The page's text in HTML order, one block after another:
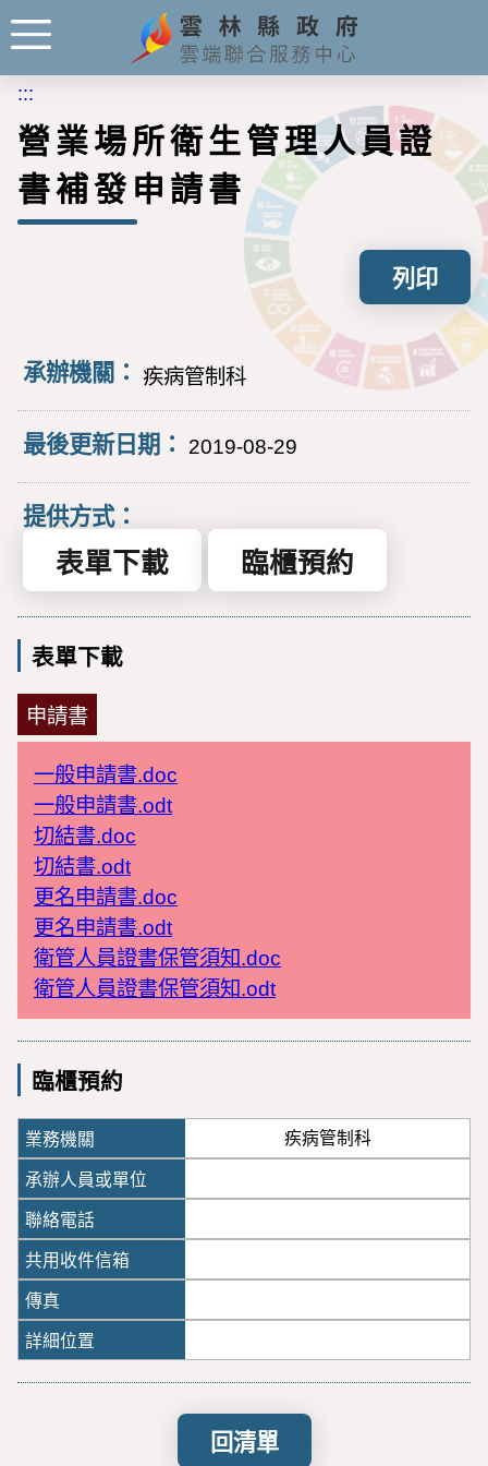
:::
營業場所衛生管理人員證
書補發申請書
列印
承辦機關： 疾病管制科
最後更新日期： 2019-08-29
提供方式：
表單下載 臨櫃預約
表單下載
申請書
一般申請書.doc
一般申請書.odt
切結書.doc
切結書.odt
更名申請書.doc
更名申請書.odt
衛管人員證書保管須知.doc
衛管人員證書保管須知.odt
臨櫃預約
疾病管制科
回清單